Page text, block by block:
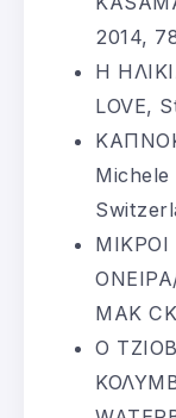
2014,
Η
LOVE,
Michele
MAK
Ο